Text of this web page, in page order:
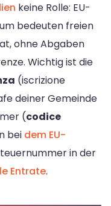
keine Rolle: EU-
bedeuten freien
ohne Abgaben
Wichtig ist die
(iscrizione
deiner Gemeinde
(codice
bei dem EU-
in der
Entrate.